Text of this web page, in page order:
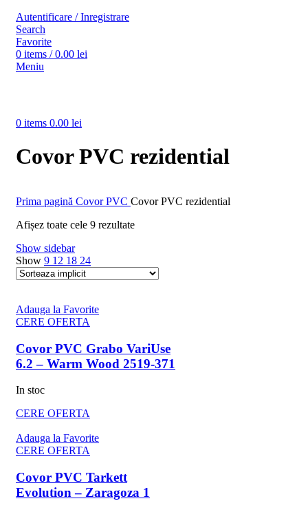
Autentificare / Inregistrare
Search
Favorite
0 items / 0.00 lei
Meniu
0 items 0.00 lei
Covor PVC rezidential
Prima pagină Covor PVC Covor PVC rezidential
Afișez toate cele 9 rezultate
Show sidebar
Show 9 12 18 24
Adauga la Favorite
CERE OFERTA
Covor PVC Grabo VariUse
6.2 – Warm Wood 2519-371
In stoc
CERE OFERTA
Adauga la Favorite
CERE OFERTA
Covor PVC Tarkett
Evolution – Zaragoza 1